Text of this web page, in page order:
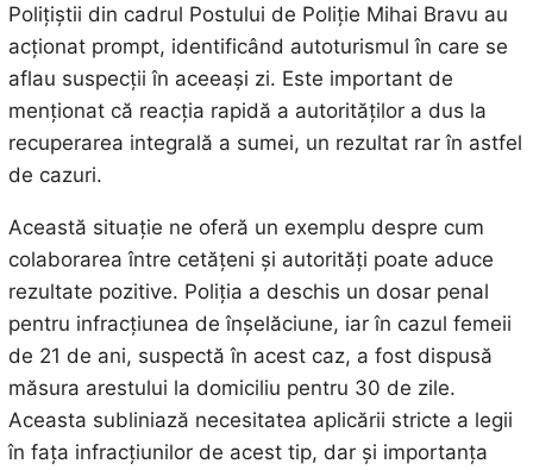
Polițiștii din cadrul Postului de Poliție Mihai Bravu au
acționat prompt, identificând autoturismul în care se
aflau suspecții în aceeași zi. Este important de
menționat că reacția rapidă a autorităților a dus la
recuperarea integrală a sumei, un rezultat rar în astfel
de cazuri.
Această situație ne oferă un exemplu despre cum
colaborarea între cetățeni și autorități poate aduce
rezultate pozitive. Poliția a deschis un dosar penal
pentru infracțiunea de înșelăciune, iar în cazul femeii
de 21 de ani, suspectă în acest caz, a fost dispusă
măsura arestului la domiciliu pentru 30 de zile.
Aceasta subliniază necesitatea aplicării stricte a legii
în fața infracțiunilor de acest tip, dar și importanța